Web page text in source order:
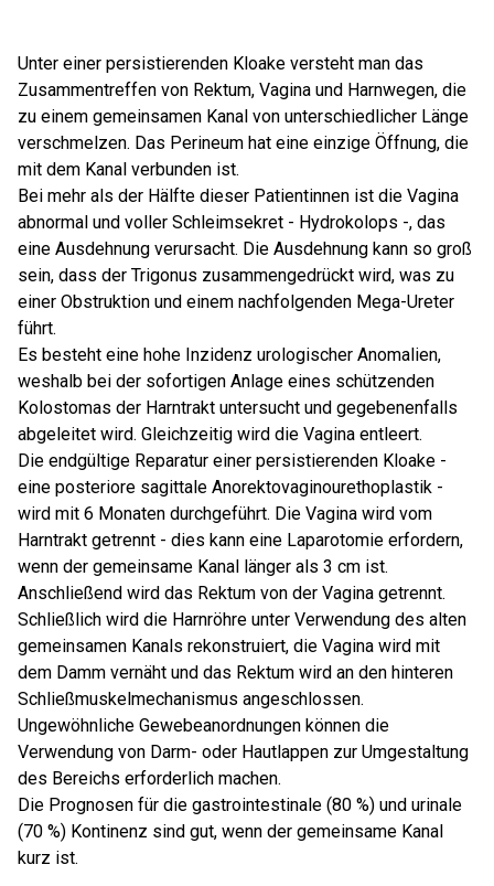
Unter einer persistierenden Kloake versteht man das
Zusammentreffen von Rektum, Vagina und Harnwegen, die
zu einem gemeinsamen Kanal von unterschiedlicher Länge
verschmelzen. Das Perineum hat eine einzige Öffnung, die
mit dem Kanal verbunden ist.
Bei mehr als der Hälfte dieser Patientinnen ist die Vagina
abnormal und voller Schleimsekret - Hydrokolops -, das
eine Ausdehnung verursacht. Die Ausdehnung kann so groß
sein, dass der Trigonus zusammengedrückt wird, was zu
einer Obstruktion und einem nachfolgenden Mega-Ureter
führt.
Es besteht eine hohe Inzidenz urologischer Anomalien,
weshalb bei der sofortigen Anlage eines schützenden
Kolostomas der Harntrakt untersucht und gegebenenfalls
abgeleitet wird. Gleichzeitig wird die Vagina entleert.
Die endgültige Reparatur einer persistierenden Kloake -
eine posteriore sagittale Anorektovaginourethoplastik -
wird mit 6 Monaten durchgeführt. Die Vagina wird vom
Harntrakt getrennt - dies kann eine Laparotomie erfordern,
wenn der gemeinsame Kanal länger als 3 cm ist.
Anschließend wird das Rektum von der Vagina getrennt.
Schließlich wird die Harnröhre unter Verwendung des alten
gemeinsamen Kanals rekonstruiert, die Vagina wird mit
dem Damm vernäht und das Rektum wird an den hinteren
Schließmuskelmechanismus angeschlossen.
Ungewöhnliche Gewebeanordnungen können die
Verwendung von Darm- oder Hautlappen zur Umgestaltung
des Bereichs erforderlich machen.
Die Prognosen für die gastrointestinale (80 %) und urinale
(70 %) Kontinenz sind gut, wenn der gemeinsame Kanal
kurz ist.